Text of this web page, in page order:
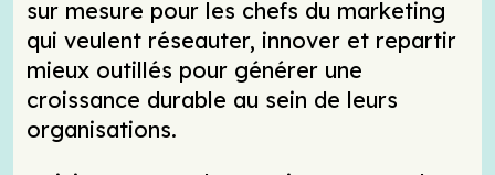
sur mesure pour les chefs du marketing
qui veulent réseauter, innover et repartir
mieux outillés pour générer une
croissance durable au sein de leurs
organisations.